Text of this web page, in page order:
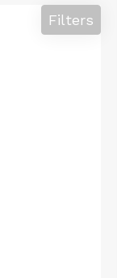
Filters